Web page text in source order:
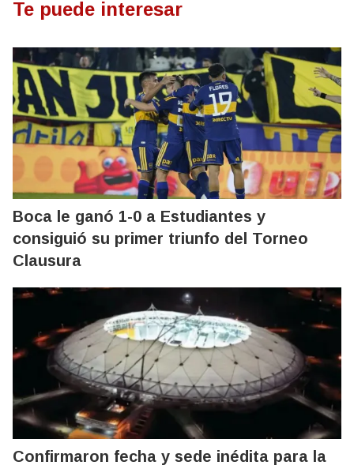
Te puede interesar
Boca le ganó 1-0 a Estudiantes y
consiguió su primer triunfo del Torneo
Clausura
Confirmaron fecha y sede inédita para la